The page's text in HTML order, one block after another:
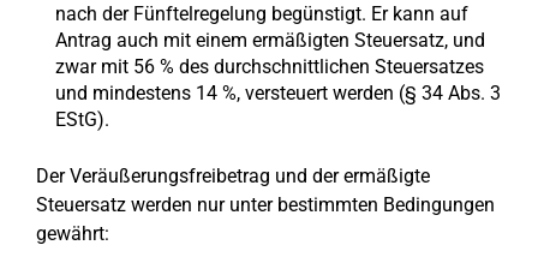
nach der Fünftelregelung begünstigt. Er kann auf
Antrag auch mit einem ermäßigten Steuersatz, und
zwar mit 56 % des durchschnittlichen Steuersatzes
und mindestens 14 %, versteuert werden (§ 34 Abs. 3
EStG).
Der Veräußerungsfreibetrag und der ermäßigte
Steuersatz werden nur unter bestimmten Bedingungen
gewährt: